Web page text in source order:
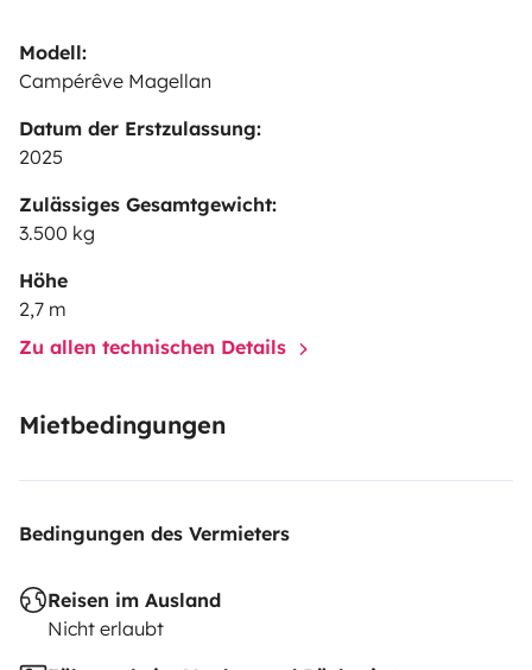
Modell:
Campérêve Magellan
Datum der Erstzulassung:
2025
Zulässiges Gesamtgewicht:
3.500 kg
Höhe
2,7 m
Zu allen technischen Details
Mietbedingungen
Bedingungen des Vermieters
Reisen im Ausland
Nicht erlaubt